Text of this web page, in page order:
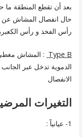
بعد أن تقطع المنطقة
حال انفصال المشاش
رأس الفخذ و رأس
Type B : المشاش مغطى
الدموية تدخل عبر
الانفصال
التغيرات
1- عيانياً :